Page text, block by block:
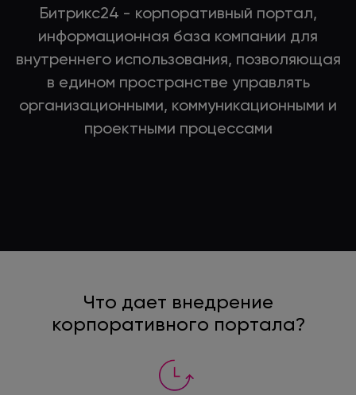
Битрикс24 - корпоративный портал,
информационная база компании для
внутреннего использования, позволяющая
в едином пространстве управлять
организационными, коммуникационными и
проектными процессами
Что дает внедрение
корпоративного портала?